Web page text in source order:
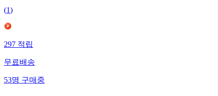
(1)
297적립
무료배송
53명구매중